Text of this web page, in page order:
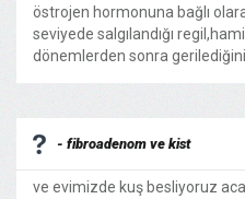
östrojen hormonuna bağlı
seviyede salgılandığı
dönemlerden sonra gerilediğini
- fibroadenom ve kist
ve evimizde kuş besliyoruz